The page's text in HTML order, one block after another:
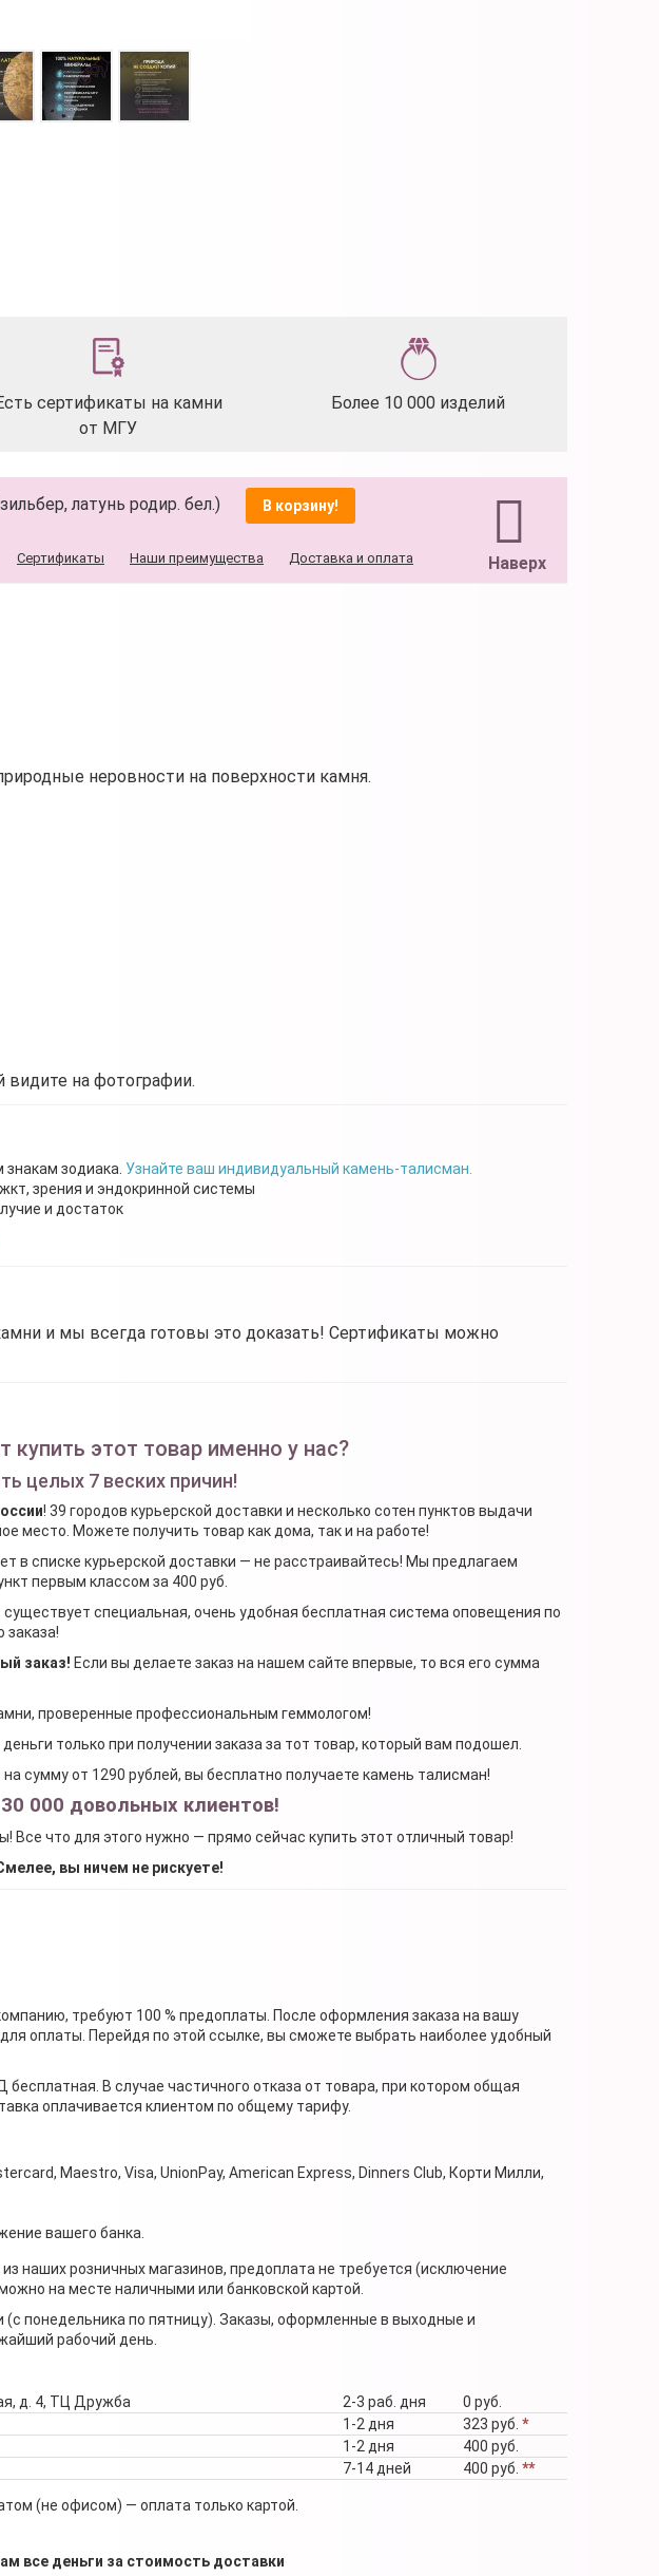
сертификаты на камни
от МГУ
Более 10 000 изделий
латунь родир. бел.) В корзину!
Наверх
Сертификаты Наши преимущества Доставка и оплата
неровности на поверхности камня.
видите на фотографии.
зодиака. Узнайте ваш индивидуальный камень-талисман.
зрения и эндокринной системы
и достаток
и мы всегда готовы это доказать! Сертификаты можно
купить этот товар именно у нас?
целых 7 веских причин!
! 39 городов курьерской доставки и несколько сотен пунктов выдачи
место. Можете получить товар как дома, так и на работе!
в списке курьерской доставки — не расстраивайтесь! Мы предлагаем
первым классом за 400 руб.
специальная, очень удобная бесплатная система оповещения по
заказа!
заказ! Если вы делаете заказ на нашем сайте впервые, то вся его сумма
проверенные профессиональным геммологом!
только при получении заказа за тот товар, который вам подошел.
на сумму от 1290 рублей, вы бесплатно получаете камень талисман!
000 довольных клиентов!
Все что для этого нужно — прямо сейчас купить этот отличный товар!
вы ничем не рискуете!
требуют 100 % предоплаты. После оформления заказа на вашу
оплаты. Перейдя по этой ссылке, вы сможете выбрать наиболее удобный
В случае частичного отказа от товара, при котором общая
оплачивается клиентом по общему тарифу.
Maestro, Visa, UnionPay, American Express, Dinners Club, Корти Милли,
вашего банка.
наших розничных магазинов, предоплата не требуется (исключение
на месте наличными или банковской картой.
понедельника по пятницу). Заказы, оформленные в выходные и
рабочий день.
д. 4, ТЦ Дружба
2-3 раб. дня
0 руб.
1-2 дня 323 руб. *
1-2 дня
400 руб.
7-14 дней 400 руб. **
(не офисом) — оплата только картой.
все деньги за стоимость доставки